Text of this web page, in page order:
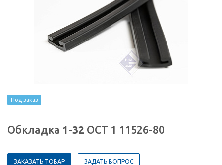
Под заказ
Обкладка 1-32 ОСТ 1 11526-80
ЗАКАЗАТЬ ТОВАР ЗАДАТЬ ВОПРОС